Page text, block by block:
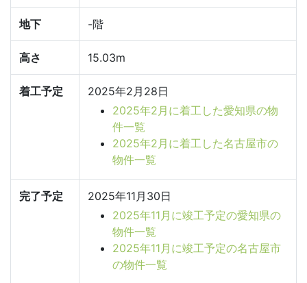
地下 -階
高さ 15.03m
着工予定
2025年2月28日
2025年2月に着工した愛知県の物
件一覧
2025年2月に着工した名古屋市の
物件一覧
完了予定
2025年11月30日
2025年11月に竣工予定の愛知県の
物件一覧
2025年11月に竣工予定の名古屋市
の物件一覧